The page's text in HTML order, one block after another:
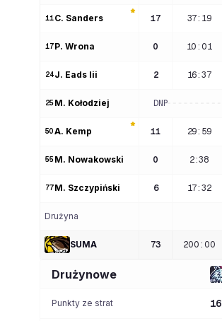
11 C. Sanders 17 37:19
17 P. Wrona 0 10:01
24 J. Eads Iii 2 16:37
25 M. Kołodziej DNP
50A. Kemp 11 29:59
55 M. Nowakowski 0 2:38
77 M. Szczypiński 6 17:32
Drużyna
SUMA 73 200 : 00
Drużynowe
Punkty ze strat 16